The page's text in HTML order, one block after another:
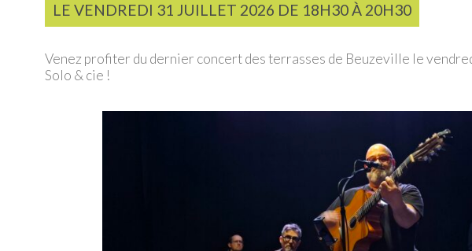
LE VENDREDI 31 JUILLET 2026 DE 18H30À 20H30
Venez profiter du dernier concert des terrasses de Beuzeville le
Solo & cie !